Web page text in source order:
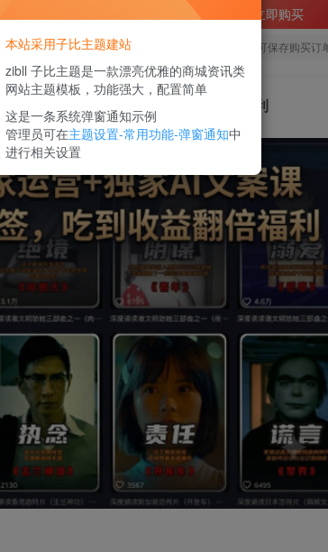
立即购买
您当前未登录！建议登陆后购买，可保存购买订
打上抖音精选标签、吃到收益翻倍福利
本站采用子比主题建站
zibll 子比主题是一款漂亮优雅的商城资讯类
网站主题模板，功能强大，配置简单
这是一条系统弹窗通知示例
管理员可在主题设置-常用功能-弹窗通知中
进行相关设置